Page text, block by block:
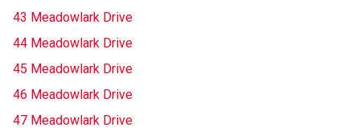
43 Meadowlark Drive
44 Meadowlark Drive
45 Meadowlark Drive
46 Meadowlark Drive
47 Meadowlark Drive